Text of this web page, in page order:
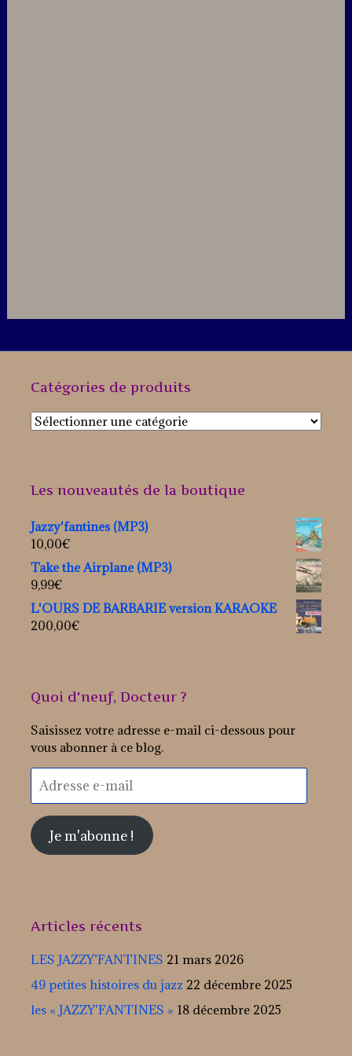
Catégories de produits
Les nouveautés de la boutique
Jazzy'fantines (MP3)
10,00€
Take the Airplane (MP3)
9,99€
L'OURS DE BARBARIE version KARAOKE
200,00€
Quoi d'neuf, Docteur ?
Saisissez votre adresse e-mail ci-dessous pour
vous abonner à ce blog.
e-
Je m'abonne !
Articles récents
LES JAZZY’FANTINES 21 mars 2026
49 petites histoires du jazz 22 décembre 2025
les « JAZZY’FANTINES » 18 décembre 2025